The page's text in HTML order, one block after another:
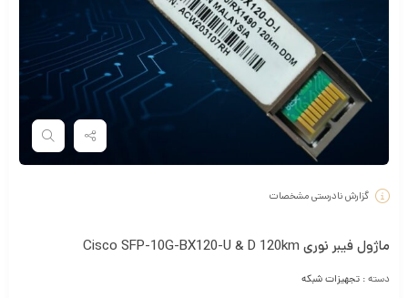
گزارش نادرستی مشخصات
ماژول فیبر نوری Cisco SFP-10G-BX120-U & D 120km
دسته : تجهیزات شبکه